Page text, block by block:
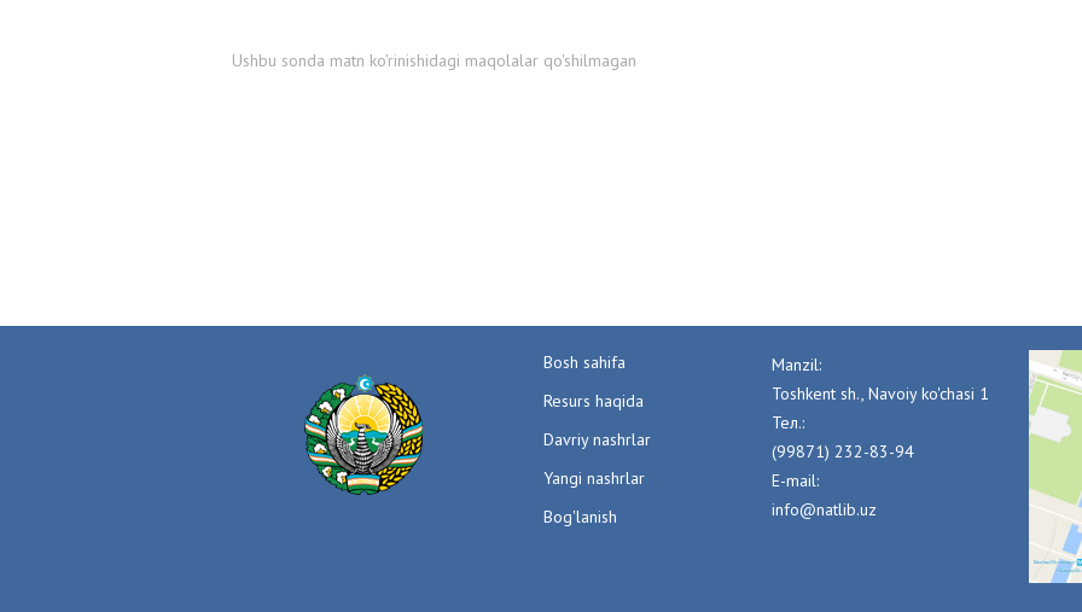
Ushbu sonda matn ko'rinishidagi maqolalar qo'shilmagan
Bosh sahifa
Resurs haqida
Davriy nashrlar
Yangi nashrlar
Bog'lanish
Manzil:
Toshkent sh., Navoiy ko'chasi 1
Тел.:
(99871) 232-83-94
E-mail:
info@natlib.uz